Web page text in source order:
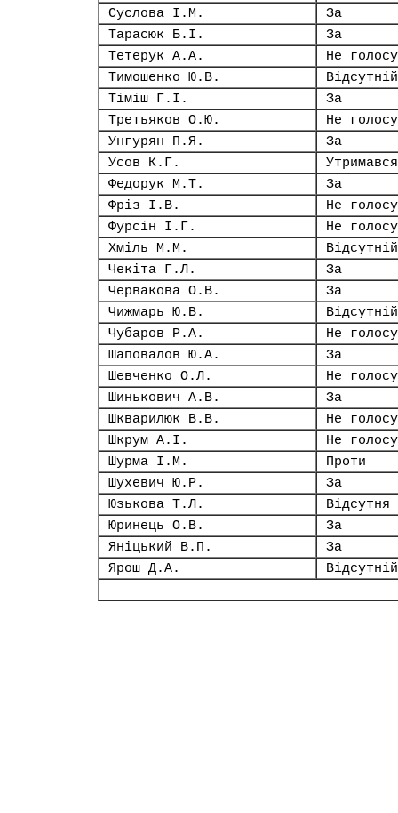
Суслова І.М.
За
Тарасюк Б.І.
За
Тетерук А.А.
Не
Тимошенко Ю.В.
Відсутній
Тіміш Г.І.
За
Третьяков О.Ю.
Не
Унгурян П.Я.
За
Усов К.Г.
Утримався
Федорук М.Т.
За
Фріз І.В.
Не
Фурсін І.Г.
Не
Хміль М.М.
Відсутній
Чекіта Г.Л.
За
Червакова О.В.
За
Чижмарь Ю.В.
Відсутній
Чубаров Р.А.
Не
Шаповалов Ю.А.
За
Шевченко О.Л.
Не
Шинькович А.В.
За
Шкварилюк В.В.
Не
Шкрум А.І.
Не
Шурма І.М.
Проти
Шухевич Ю.Р.
За
Юзькова Т.Л.
Відсутня
Юринець О.В.
За
Яніцький В.П.
За
Ярош Д.А.
Відсутній